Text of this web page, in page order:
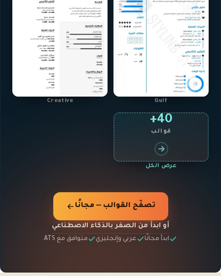
Gulf
Creative
40+
قوالب
عرض الكل
تصفّح القوالب — مجانًا
أو ابدأ من الصفر بالذكاء الاصطناعي
ابدأ مجانًا عربي وإنجليزي متوافق مع ATS